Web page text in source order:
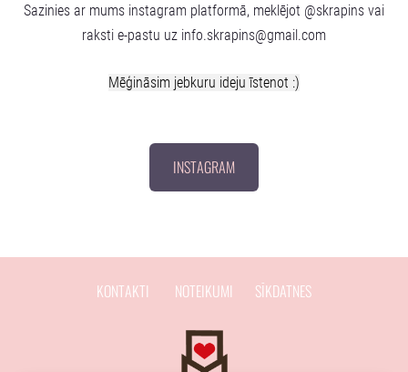
Sazinies ar mums instagram platformā, meklējot @skrapins vai
raksti e-pastu uz info.skrapins@gmail.com
Mēģināsim jebkuru ideju īstenot :)
INSTAGRAM
KONTAKTI NOTEIKUMI SĪKDATNES